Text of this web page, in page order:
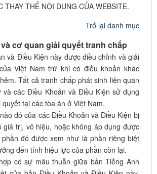
THAY THẾ NỘI DUNG CỦA WEBSITE.
Trở lại danh mục
cơ quan giải quyết tranh chấp
và Điều Kiện này được điều chỉnh và giải
Việt Nam trừ khi có điều khoản khác
Tất cả tranh chấp phát sinh liên quan
và các Điều Khoản và Điều Kiện sử dụng
tại các tòa án ở Việt Nam.
đó của các Điều Khoản và Điều Kiện bị
giá trị, vô hiệu, hoặc không áp dụng được
đó được xem như là phần riêng biệt
đến tính hiệu lực của phần còn lại.
có sự mâu thuẫn giữa bản Tiếng Anh